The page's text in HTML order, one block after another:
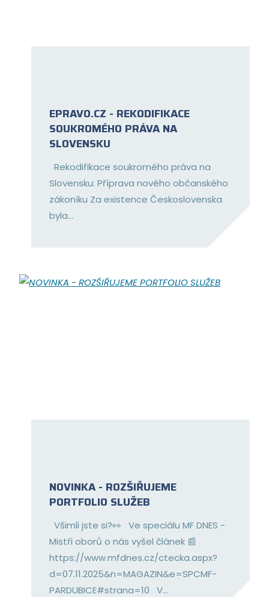
EPRAVO.CZ - REKODIFIKACE
SOUKROMÉHO PRÁVA NA
SLOVENSKU
Rekodifikace soukromého práva na
Slovensku: Příprava nového občanského
zákoníku Za existence Československa
byla...
NOVINKA - ROZŠIŘUJEME
PORTFOLIO SLUŽEB
Všimli jste si?👀 Ve speciálu MF DNES -
Mistři oborů o nás vyšel článek 📰
https://www.mfdnes.cz/ctecka.aspx?
d=07.11.2025&n=MAGAZIN&e=SPCMF-
PARDUBICE#strana=10 V...